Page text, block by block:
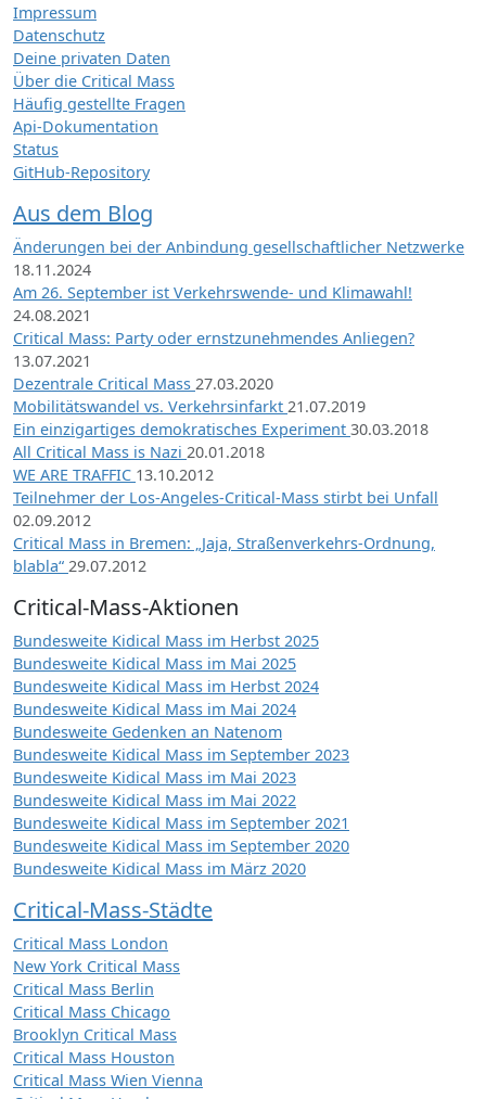
Impressum
Datenschutz
Deine privaten Daten
Über die Critical Mass
Häufig gestellte Fragen
Api-Dokumentation
Status
GitHub-Repository
Aus dem Blog
Änderungen bei der Anbindung gesellschaftlicher Netzwerke
18.11.2024
Am 26. September ist Verkehrswende- und Klimawahl!
24.08.2021
Critical Mass: Party oder ernstzunehmendes Anliegen?
13.07.2021
Dezentrale Critical Mass 27.03.2020
Mobilitätswandel vs. Verkehrsinfarkt 21.07.2019
Ein einzigartiges demokratisches Experiment 30.03.2018
All Critical Mass is Nazi 20.01.2018
WE ARE TRAFFIC 13.10.2012
Teilnehmer der Los-Angeles-Critical-Mass stirbt bei Unfall
02.09.2012
Critical Mass in Bremen: „Jaja, Straßenverkehrs-Ordnung,
blabla“ 29.07.2012
Critical-Mass-Aktionen
Bundesweite Kidical Mass im Herbst 2025
Bundesweite Kidical Mass im Mai 2025
Bundesweite Kidical Mass im Herbst 2024
Bundesweite Kidical Mass im Mai 2024
Bundesweite Gedenken an Natenom
Bundesweite Kidical Mass im September 2023
Bundesweite Kidical Mass im Mai 2023
Bundesweite Kidical Mass im Mai 2022
Bundesweite Kidical Mass im September 2021
Bundesweite Kidical Mass im September 2020
Bundesweite Kidical Mass im März 2020
Critical-Mass-Städte
Critical Mass London
New York Critical Mass
Critical Mass Berlin
Critical Mass Chicago
Brooklyn Critical Mass
Critical Mass Houston
Critical Mass Wien Vienna